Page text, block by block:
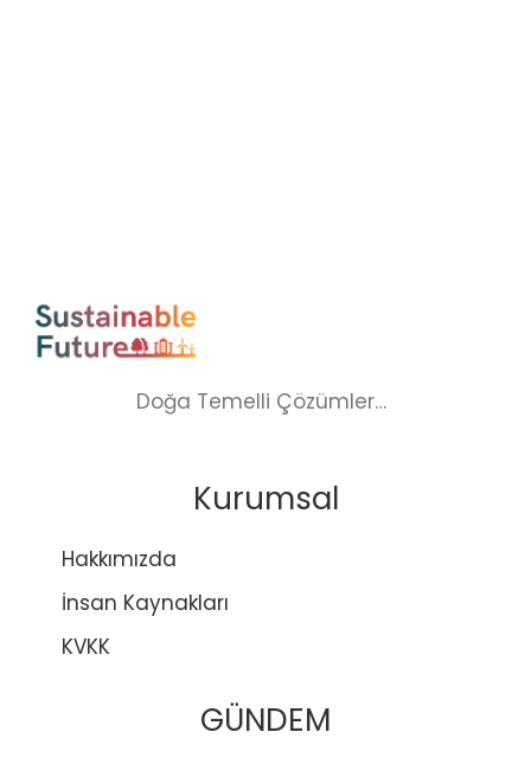
Doğa Temelli Çözümler…
Kurumsal
Hakkımızda
İnsan Kaynakları
KVKK
GÜNDEM